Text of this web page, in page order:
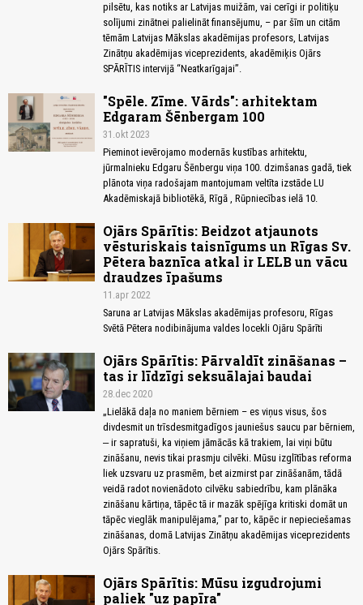
pilsētu, kas notiks ar Latvijas muižām, vai cerīgi ir politiķu
solījumi zinātnei palielināt finansējumu, – par šīm un citām
tēmām Latvijas Mākslas akadēmijas profesors, Latvijas
Zinātņu akadēmijas viceprezidents, akadēmiķis Ojārs
SPĀRĪTIS intervijā “Neatkarīgajai”.
"Spēle. Zīme. Vārds": arhitektam
Edgaram Šēnbergam 100
31.okt 2023
Pieminot ievērojamo modernās kustības arhitektu,
jūrmalnieku Edgaru Šēnbergu viņa 100. dzimšanas gadā, tiek
plānota viņa radošajam mantojumam veltīta izstāde LU
Akadēmiskajā bibliotēkā, Rīgā , Rūpniecības ielā 10.
Ojārs Spārītis: Beidzot atjaunots
vēsturiskais taisnīgums un Rīgas Sv.
Pētera baznīca atkal ir LELB un vācu
draudzes īpašums
11.apr 2022
Saruna ar Latvijas Mākslas akadēmijas profesoru, Rīgas
Svētā Pētera nodibinājuma valdes locekli Ojāru Spārīti
Ojārs Spārītis: Pārvaldīt zināšanas –
tas ir līdzīgi seksuālajai baudai
28.dec 2020
„Lielākā daļa no maniem bērniem – es viņus visus, šos
divdesmit un trīsdesmitgadīgos jauniešus saucu par bērniem,
‒ ir sapratuši, ka viņiem jāmācās kā trakiem, lai viņi būtu
zināšanu, nevis tikai prasmju cilvēki. Mūsu izglītības reforma
liek uzsvaru uz prasmēm, bet aizmirst par zināšanām, tādā
veidā radot novienādoto cilvēku sabiedrību, kam plānāka
zināšanu kārtiņa, tāpēc tā ir mazāk spējīga kritiski domāt un
tāpēc vieglāk manipulējama,” par to, kāpēc ir nepieciešamas
zināšanas, domā Latvijas Zinātņu akadēmijas viceprezidents
Ojārs Spārītis.
Ojārs Spārītis: Mūsu izgudrojumi
paliek "uz papīra"